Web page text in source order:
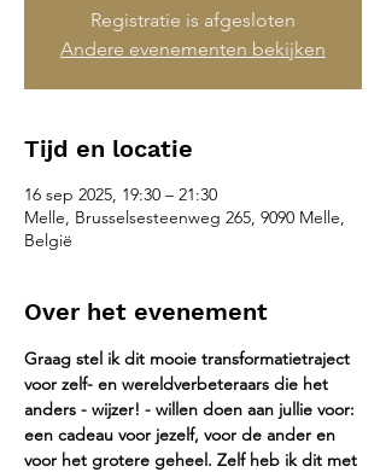
Registratie is afgesloten
Andere evenementen bekijken
Tijd en locatie
16 sep 2025, 19:30 – 21:30
Melle, Brusselsesteenweg 265, 9090 Melle,
België
Over het evenement
Graag stel ik dit mooie transformatietraject
voor zelf- en wereldverbeteraars die het
anders - wijzer! - willen doen aan jullie voor:
een cadeau voor jezelf, voor de ander en
voor het grotere geheel. Zelf heb ik dit met